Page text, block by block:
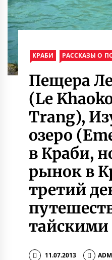
КРАБИ РАССКАЗЫ О
Пещера
(Le
Trang),
озеро
в Краби,
рынок в
третий
11.07.2013